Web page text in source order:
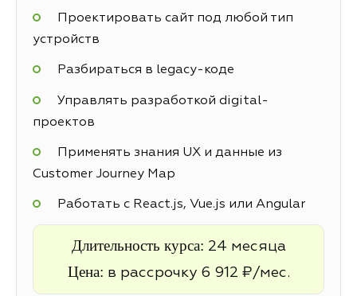
Проектировать сайт под любой тип
устройств
Разбираться в legacy-коде
Управлять разработкой digital-
проектов
Применять знания UX и данные из
Customer Journey Map
Работать с React.js, Vue.js или Angular
Длительность курса: 24 месяца
Цена: в рассрочку 6 912 ₽/мес.